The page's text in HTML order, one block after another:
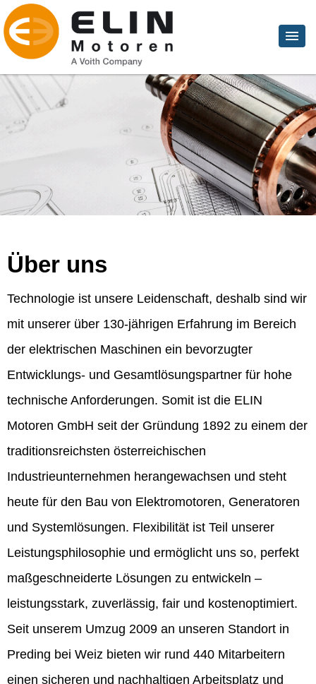
Über uns
Technologie ist unsere Leidenschaft, deshalb sind wir
mit unserer über 130-jährigen Erfahrung im Bereich
der elektrischen Maschinen ein bevorzugter
Entwicklungs- und Gesamtlösungspartner für hohe
technische Anforderungen. Somit ist die ELIN
Motoren GmbH seit der Gründung 1892 zu einem der
traditionsreichsten österreichischen
Industrieunternehmen herangewachsen und steht
heute für den Bau von Elektromotoren, Generatoren
und Systemlösungen. Flexibilität ist Teil unserer
Leistungsphilosophie und ermöglicht uns so, perfekt
maßgeschneiderte Lösungen zu entwickeln –
leistungsstark, zuverlässig, fair und kostenoptimiert.
Seit unserem Umzug 2009 an unseren Standort in
Preding bei Weiz bieten wir rund 440 Mitarbeitern
einen sicheren und nachhaltigen Arbeitsplatz und